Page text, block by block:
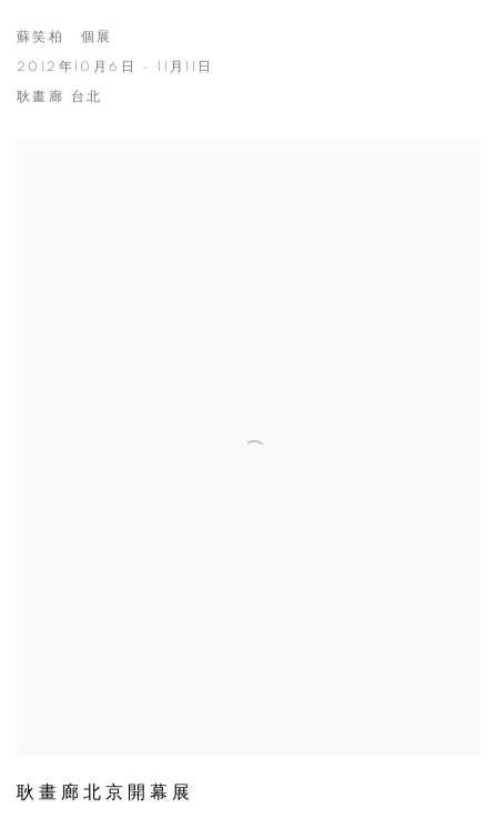
蘇笑柏 個展
2012年10月6日 - 11月11日
耿畫廊 台北
耿畫廊北京開幕展